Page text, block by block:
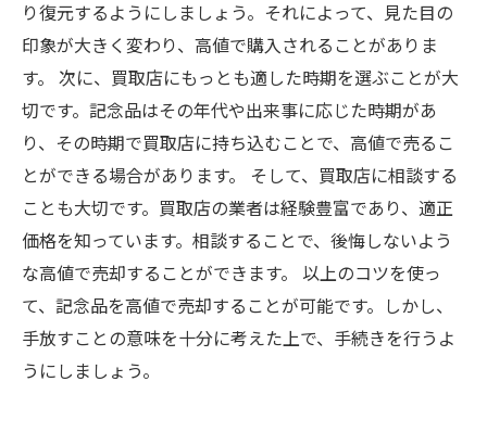
り復元するようにしましょう。それによって、見た目の
印象が大きく変わり、高値で購入されることがありま
す。 次に、買取店にもっとも適した時期を選ぶことが大
切です。記念品はその年代や出来事に応じた時期があ
り、その時期で買取店に持ち込むことで、高値で売るこ
とができる場合があります。 そして、買取店に相談する
ことも大切です。買取店の業者は経験豊富であり、適正
価格を知っています。相談することで、後悔しないよう
な高値で売却することができます。 以上のコツを使っ
て、記念品を高値で売却することが可能です。しかし、
手放すことの意味を十分に考えた上で、手続きを行うよ
うにしましょう。